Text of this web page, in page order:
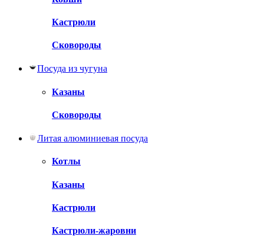
Кастрюли
Сковороды
Посуда из чугуна
Казаны
Сковороды
Литая алюминиевая посуда
Котлы
Казаны
Кастрюли
Кастрюли-жаровни